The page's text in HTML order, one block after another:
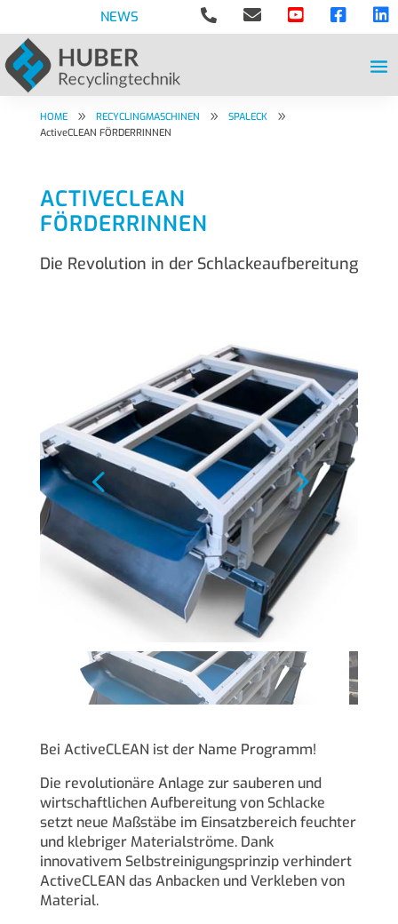
NEWS     
HOME 9 RECYCLINGMASCHINEN 9 SPALECK 9
ActiveCLEAN FÖRDERRINNEN
ACTIVECLEAN
FÖRDERRINNEN
Die Revolution in der Schlackeaufbereitung
Bei ActiveCLEAN ist der Name Programm!
Die revolutionäre Anlage zur sauberen und
wirtschaftlichen Aufbereitung von Schlacke
setzt neue Maßstäbe im Einsatzbereich feuchter
und klebriger Materialströme. Dank
innovativem Selbstreinigungsprinzip verhindert
ActiveCLEAN das Anbacken und Verkleben von
Material.